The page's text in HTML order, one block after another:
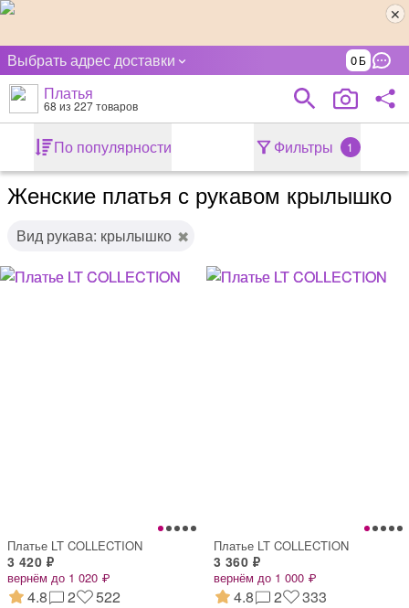
Выбрать адрес доставки 0
Платья
68 из 227 товаров
По популярности Фильтры 1
Женские платья с рукавом крылышко
Вид рукава: крылышко
Платье LT COLLECTION
3 420 ₽
вернём до 1 020 ₽
4.8 2 522
Платье LT COLLECTION
3 360 ₽
вернём до 1 000 ₽
4.8 2 333